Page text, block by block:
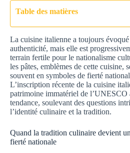
Table des matières
La cuisine italienne a toujours
authenticité, mais elle est
terrain fertile pour le nationalisme
les pâtes, emblèmes de cette cuisine,
souvent en symboles de fierté
L’inscription récente de la cuisine
patrimoine immatériel de l’UNESCO
tendance, soulevant des questions
l’identité culinaire et la tradition.
Quand la tradition culinaire devient
fierté nationale